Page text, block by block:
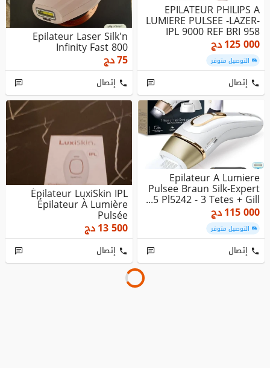
EPILATEUR PHILIPS A
LUMIERE PULSEE -LAZER-
IPL 9000 REF BRI 958
FIL/SA...
125 000دج
التوصيل متوفر
إتصال
Epilateur Laser Silk'n
Infinity Fast 800
75دج
إتصال
Epilateur A Lumiere
Pulsee Braun Silk-Expert
5 Pl5242 - 3 Tetes + Gill...
115 000دج
التوصيل متوفر
إتصال
Épilateur LuxiSkin IPL
Épilateur À Lumière
Pulsée
13 500دج
إتصال